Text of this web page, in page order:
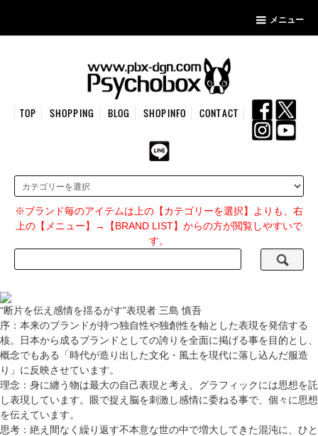
メニュー
TOP SHOPPING BLOG SHOPINFO CONTACT
※ブランド毎のアイテムは上の【カテゴリーを選択】よりも、右
上の【メニュー】→【BRAND LIST】からの方が閲覧しやすいで
す。
“断片を伝え感情を揺るがす”表現者 三島 慎吾
序：本来のブランドが持つ独自性や独創性を軸とした表現を発信する
核。日本から成るブランドとしての誇りを全面に掲げる事を目的とし、
概念でもある「時代が造り出した文化・風土を現代に落し込んだ服造
り」に反映させています。
理念：身に纏う物は最大の自己表現と考え、グラフィックには思想を託
し表現しています。眼で捉え脳を刺激し感情に委ねる事で、個々に思想
を伝えています。
思考：絶え間なく繰り返す不本意な世の中で増大してきた混沌に、ひと